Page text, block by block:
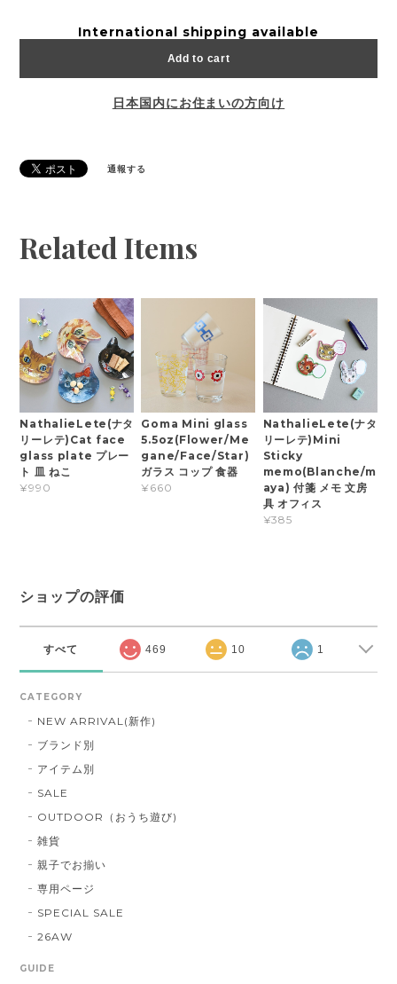
International shipping available
Add to cart
日本国内にお住まいの方向け
通報する
Related Items
NathalieLete(ナタ
リーレテ)Cat face
glass plate プレー
ト 皿 ねこ
¥990
Goma Mini glass
5.5oz(Flower/Me
gane/Face/Star)
ガラス コップ 食器
¥660
NathalieLete(ナタ
リーレテ)Mini
Sticky
memo(Blanche/m
aya) 付箋 メモ 文房
具 オフィス
¥385
ショップの評価
すべて 469 10 1
CATEGORY
NEW ARRIVAL(新作)
ブランド別
アイテム別
SALE
OUTDOOR（おうち遊び)
雑貨
親子でお揃い
専用ページ
SPECIAL SALE
26AW
GUIDE